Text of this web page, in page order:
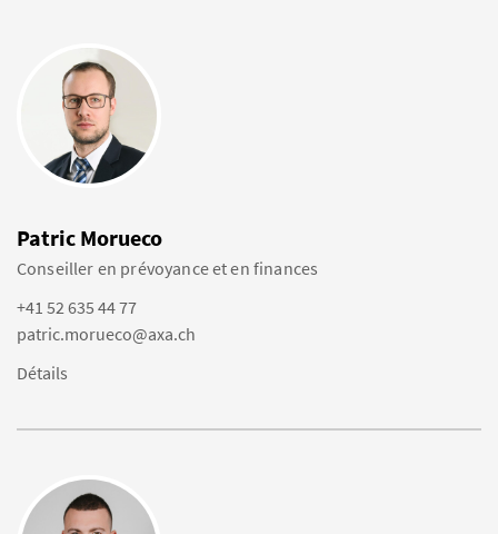
Patric Morueco
Conseiller en prévoyance et en finances
+41 52 635 44 77
patric.morueco@axa.ch
Détails